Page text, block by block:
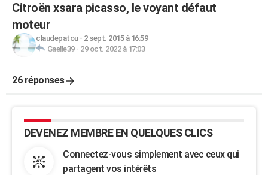
Citroën xsara picasso, le voyant défaut
moteur
claudepatou- 2 sept. 2015 à 16:59
Gaelle39- 29 oct. 2022 à 17:03
26 réponses
DEVENEZ MEMBRE EN QUELQUES CLICS
Connectez-vous simplement avec ceux qui
partagent vos intérêts